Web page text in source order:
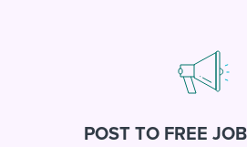
POST TO FREE